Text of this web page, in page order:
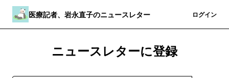
医療記者、岩永直子のニュースレター ログイン
ニュースレターに登録